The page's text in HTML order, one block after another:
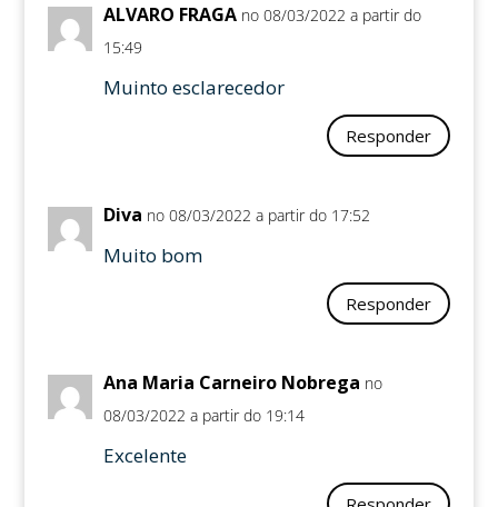
ALVARO FRAGA no 08/03/2022 a partir do
15:49
Muinto esclarecedor
Responder
Diva no 08/03/2022 a partir do 17:52
Muito bom
Responder
Ana Maria Carneiro Nobrega no
08/03/2022 a partir do 19:14
Excelente